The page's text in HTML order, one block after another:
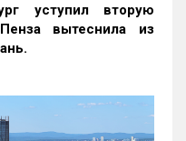
уступил вторую
вытеснила из